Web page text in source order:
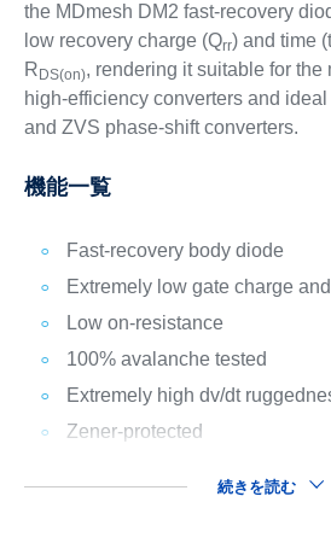
the MDmesh DM2 fast-recovery
low recovery charge (Qrr) and time (t
R DS(on), rendering it suitable for the
high-efficiency converters and
and ZVS phase-shift converters.
機能一覧
Fast-recovery body diode
Extremely low gate charge
Low on-resistance
100% avalanche tested
Extremely high dv/dt
Zener-protected
続きを読む